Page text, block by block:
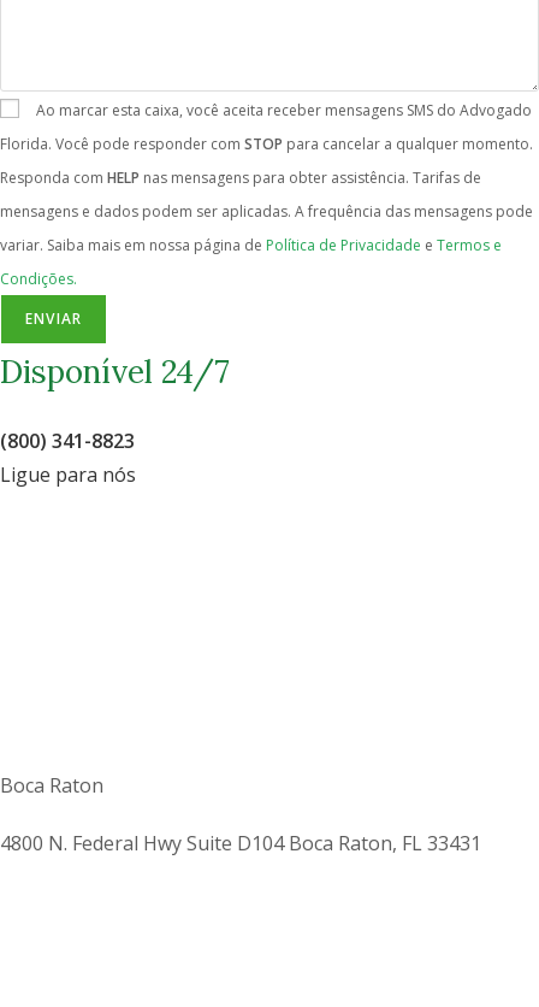
Ao marcar esta caixa, você aceita receber mensagens SMS do Advogado
Florida. Você pode responder com STOP para cancelar a qualquer momento.
Responda com HELP nas mensagens para obter assistência. Tarifas de
mensagens e dados podem ser aplicadas. A frequência das mensagens pode
variar. Saiba mais em nossa página de Política de Privacidade e Termos e
Condições.
ENVIAR
Disponível 24/7
(800) 341-8823
Ligue para nós
Boca Raton
4800 N. Federal Hwy Suite D104 Boca Raton, FL 33431